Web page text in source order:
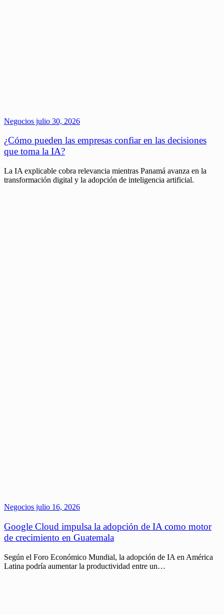
Negocios julio 30, 2026
¿Cómo pueden las empresas confiar en las decisiones
que toma la IA?
La IA explicable cobra relevancia mientras Panamá avanza en la
transformación digital y la adopción de inteligencia artificial.
Negocios julio 16, 2026
Google Cloud impulsa la adopción de IA como motor
de crecimiento en Guatemala
Según el Foro Económico Mundial, la adopción de IA en América
Latina podría aumentar la productividad entre un…